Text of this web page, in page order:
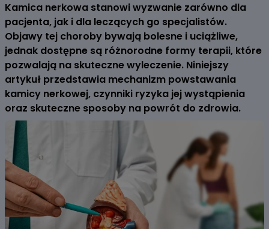
Kamica nerkowa stanowi wyzwanie zarówno dla
pacjenta, jak i dla leczących go specjalistów.
Objawy tej choroby bywają bolesne i uciążliwe,
jednak dostępne są różnorodne formy terapii, które
pozwalają na skuteczne wyleczenie. Niniejszy
artykuł przedstawia mechanizm powstawania
kamicy nerkowej, czynniki ryzyka jej wystąpienia
oraz skuteczne sposoby na powrót do zdrowia.